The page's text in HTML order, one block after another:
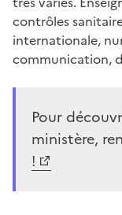
contrôles
internationale,
communication,
Pour
ministère,
!